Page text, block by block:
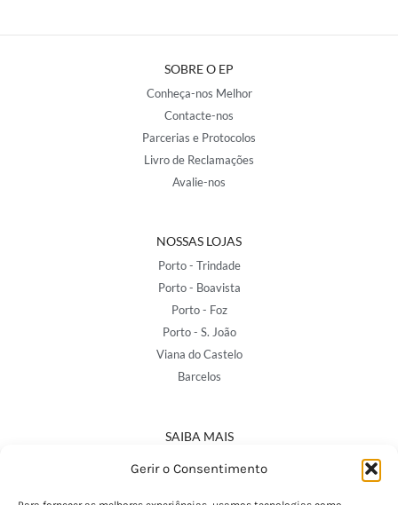
Gerir o Consentimento
SOBRE O EP
Conheça-nos Melhor
Contacte-nos
Parcerias e Protocolos
Livro de Reclamações
Avalie-nos
NOSSAS LOJAS
Porto - Trindade
Porto - Boavista
Porto - Foz
Porto - S. João
Viana do Castelo
Barcelos
SAIBA MAIS
Política de Privacidade